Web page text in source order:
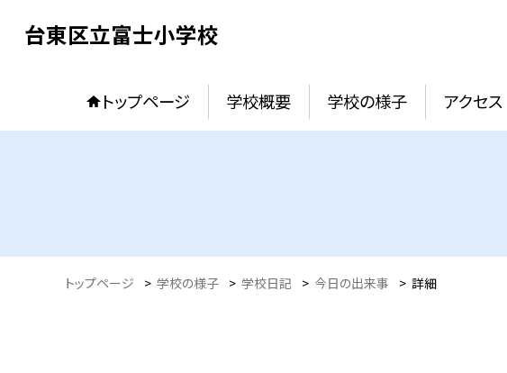
台東区立富士小学校
トップページ 学校概要 学校の様子 アクセス
トップページ > 学校の様子 > 学校日記 > 今日の出来事 > 詳細